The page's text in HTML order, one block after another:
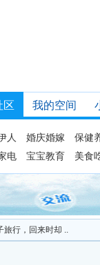
区 我的空间
人 婚庆婚嫁
保健
电
宝宝教育 美食
旅行，回来时却 ..